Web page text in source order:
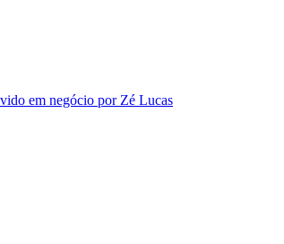
em negócio por Zé Lucas